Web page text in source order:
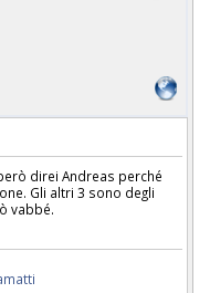
direi Andreas perché
Gli altri 3 sono degli
vabbé.